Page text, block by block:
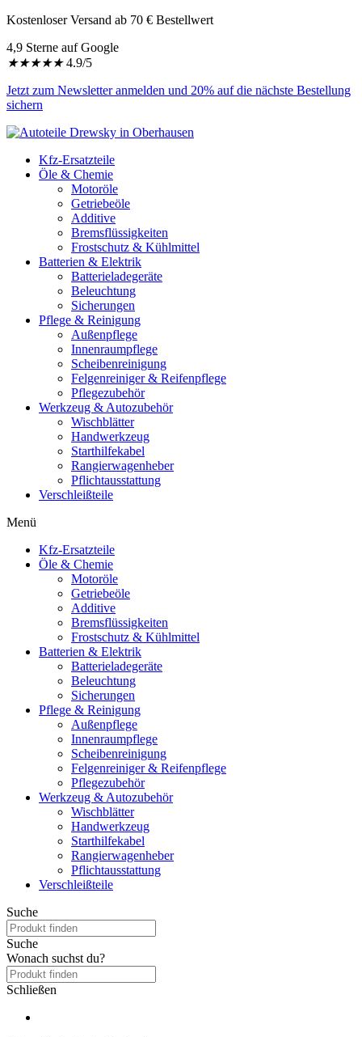
Kostenloser Versand ab 70 € Bestellwert
4,9 Sterne auf Google
★★★★★ 4.9/5
Jetzt zum Newsletter anmelden und 20% auf die nächste Bestellung
sichern
Kfz-Ersatzteile
Öle & Chemie
Motoröle
Getriebeöle
Additive
Bremsflüssigkeiten
Frostschutz & Kühlmittel
Batterien & Elektrik
Batterieladegeräte
Beleuchtung
Sicherungen
Pflege & Reinigung
Außenpflege
Innenraumpflege
Scheibenreinigung
Felgenreiniger & Reifenpflege
Pflegezubehör
Werkzeug & Autozubehör
Wischblätter
Handwerkzeug
Starthilfekabel
Rangierwagenheber
Pflichtausstattung
Verschleißteile
Menü
Kfz-Ersatzteile
Öle & Chemie
Motoröle
Getriebeöle
Additive
Bremsflüssigkeiten
Frostschutz & Kühlmittel
Batterien & Elektrik
Batterieladegeräte
Beleuchtung
Sicherungen
Pflege & Reinigung
Außenpflege
Innenraumpflege
Scheibenreinigung
Felgenreiniger & Reifenpflege
Pflegezubehör
Werkzeug & Autozubehör
Wischblätter
Handwerkzeug
Starthilfekabel
Rangierwagenheber
Pflichtausstattung
Verschleißteile
Suche
Suche
Wonach suchst du?
Schließen